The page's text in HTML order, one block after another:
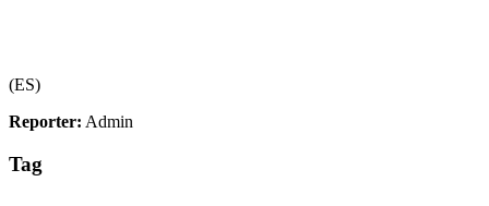
(ES)
Reporter: Admin
Tag